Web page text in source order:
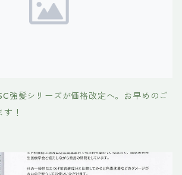
強髪シリーズが価格改定へ。お早めのご
！